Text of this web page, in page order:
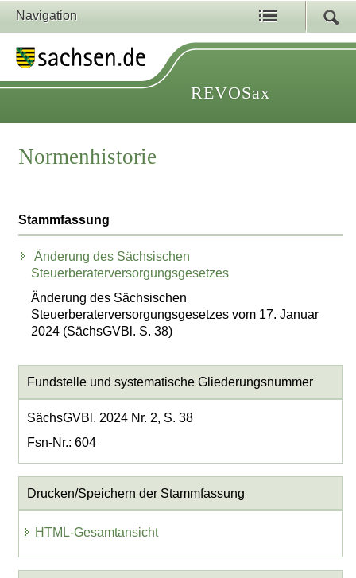
Navigation
REVOSax
Normenhistorie
Stammfassung
Änderung des Sächsischen
Steuerberaterversorgungsgesetzes
Änderung des Sächsischen
Steuerberaterversorgungsgesetzes vom 17. Januar
2024 (SächsGVBl. S. 38)
Fundstelle und systematische Gliederungsnummer
SächsGVBl. 2024 Nr. 2, S. 38
Fsn-Nr.: 604
Drucken/Speichern der Stammfassung
HTML-Gesamtansicht